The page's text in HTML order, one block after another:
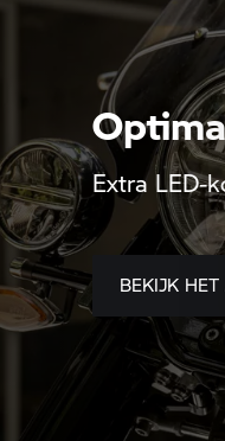
Extra LED-
BEKIJK HET